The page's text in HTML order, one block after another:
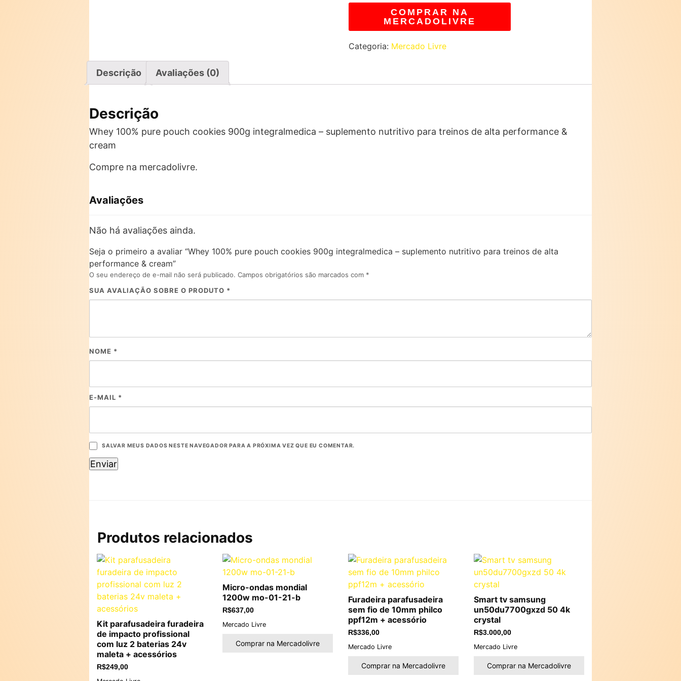
COMPRAR NA
MERCADOLIVRE
Categoria: Mercado Livre
Descrição Avaliações (0)
Descrição
Whey 100% pure pouch cookies 900g integralmedica – suplemento nutritivo para treinos de alta performance &
cream
Compre na mercadolivre.
Avaliações
Não há avaliações ainda.
Seja o primeiro a avaliar “Whey 100% pure pouch cookies 900g integralmedica – suplemento nutritivo para treinos de alta
performance & cream”
O seu endereço de e-mail não será publicado. Campos obrigatórios são marcados com *
SUA AVALIAÇÃO SOBRE O PRODUTO *
NOME *
E-MAIL *
SALVAR MEUS DADOS NESTE NAVEGADOR PARA A PRÓXIMA VEZ QUE EU COMENTAR.
Produtos relacionados
Kit parafusadeira furadeira
de impacto profissional
com luz 2 baterias 24v
maleta + acessórios
R$249,00
Micro-ondas mondial
1200w mo-01-21-b
R$637,00
Mercado Livre
Comprar na Mercadolivre
Furadeira parafusadeira
sem fio de 10mm philco
ppf12m + acessório
R$336,00
Mercado Livre
Comprar na Mercadolivre
Smart tv samsung
un50du7700gxzd 50 4k
crystal
R$3.000,00
Mercado Livre
Comprar na Mercadolivre